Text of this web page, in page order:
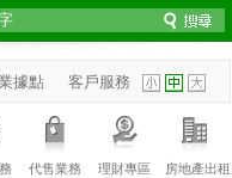
據點 客戶服務
代售業務 理財專區 房地產出租